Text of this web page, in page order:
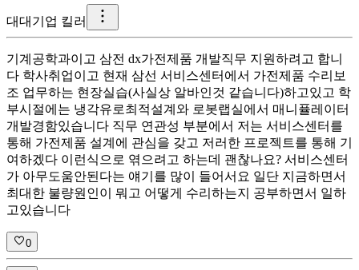
대대기업 킬러
기계공학과이고 삼전 dx가전제품 개발직무 지원하려고 합니
다 학사취업이고 현재 삼선 서비스센터에서 가전제품 수리보
조 업무하는 현장실습(사실상 알바인것 같습니다)하고있고 학
부시절에는 냉각유로최적설계와 로봇랩실에서 매니퓰레이터
개발경함있습니다 직무 연관성 부분에서 저는 서비스센터를
통해 가전제품 설계에 관심을 갖고 저러한 프로젝트를 통해 기
여하겠다 이런식으로 엮으려고 하는데 괜찮나요? 서비스센터
가 아무도움안된다는 얘기를 많이 들어서요 일단 지금하면서
최대한 불량원인이 뭐고 어떻게 수리하는지 공부하면서 일하
고있습니다
0